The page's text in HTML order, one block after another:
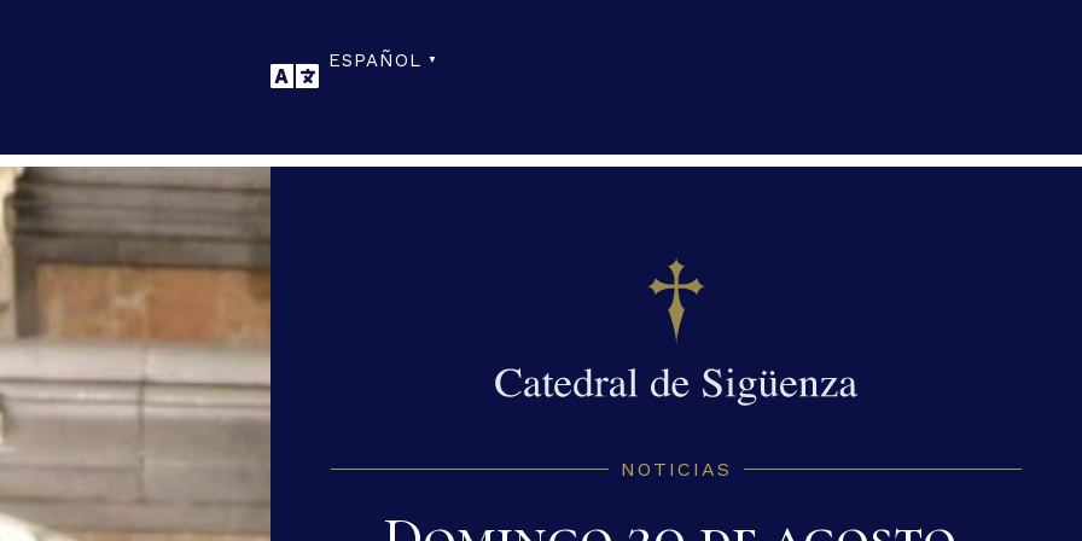
ESPAÑOL ▼
NOTICIAS